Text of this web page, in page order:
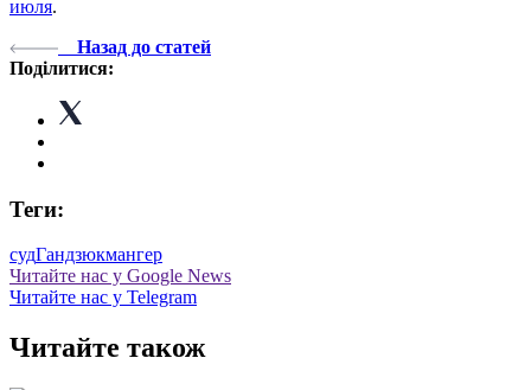
июля.
Назад до статей
Поділитися:
Теги:
судГандзюкмангер
Читайте нас у Google News
Читайте нас у Telegram
Читайте також